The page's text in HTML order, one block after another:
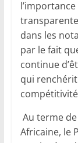
dans les
par le fait
continue
qui renchérit
Au terme
Africaine, le